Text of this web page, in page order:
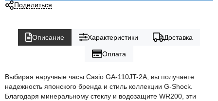
Поделиться
Описание Характеристики Доставка
Оплата
Выбирая наручные часы Casio GA-110JT-2A, вы получаете
надежность японского бренда и стиль коллекции G-Shock.
Благодаря минеральному стеклу и водозащите WR200, эти